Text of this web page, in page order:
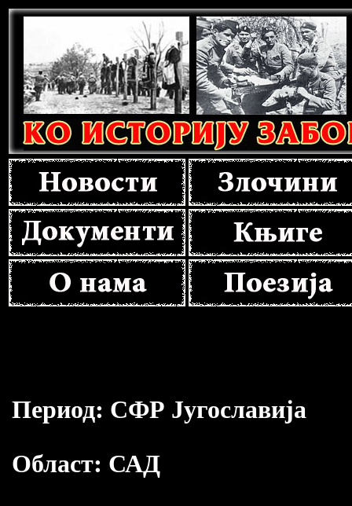
Период: СФР Југославија
Област: САД